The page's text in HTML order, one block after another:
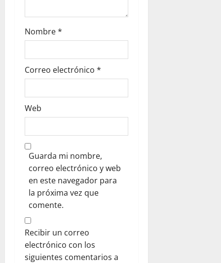
a
d
a
s
Nombre*
Correo electrónico *
Web
Guarda mi nombre,
correo electrónico y web
en este navegador para
la próxima vez que
comente.
Recibir un correo
electrónico con los
siguientes comentarios a